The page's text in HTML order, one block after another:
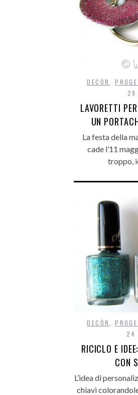
DECÒR ,
29
LAVORETTI
UN
La festa della
cade l’11
troppo,
DECÒR ,
24
RICICLO E
CON
L’idea di
chiavi